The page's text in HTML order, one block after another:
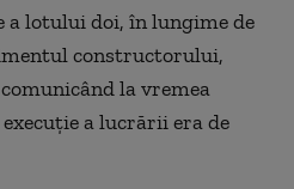
a lotului doi, în lungime de
constructorului,
la vremea
a lucrării era de